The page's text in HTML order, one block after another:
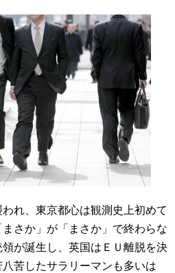
れ、東京都心は観測史上初めて
さか」が「まさか」で終わらな
が誕生し、英国はＥＵ離脱を決
苦したサラリーマンも多いは